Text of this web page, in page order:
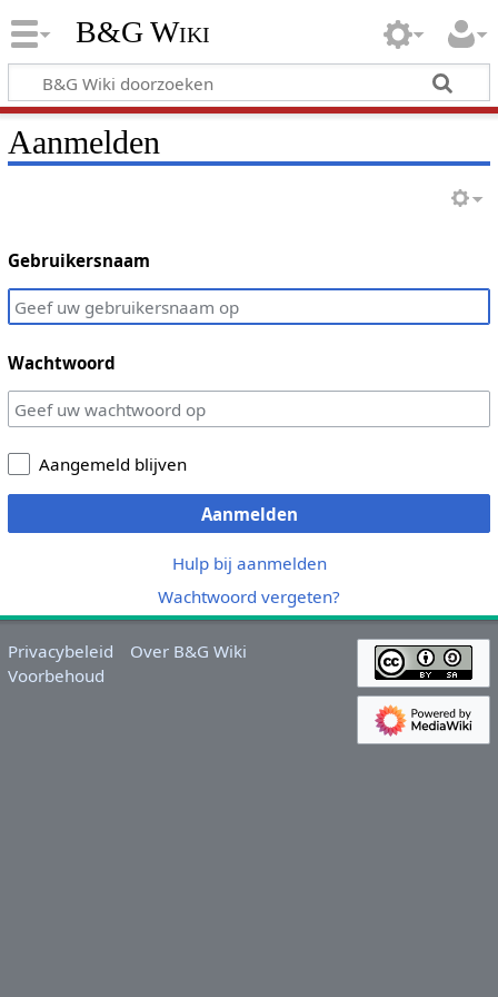
B&G Wiki
Aanmelden
Gebruikersnaam
Wachtwoord
Aangemeld blijven
Aanmelden
Hulp bij aanmelden
Wachtwoord vergeten?
Privacybeleid
Over B&G Wiki
Voorbehoud